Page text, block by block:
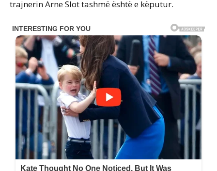
trajnerin Arne Slot tashmë është e këputur.